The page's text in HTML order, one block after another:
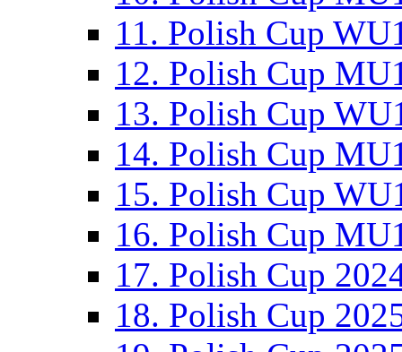
11. Polish Cup
12. Polish Cup
13. Polish Cup
14. Polish Cup
15. Polish Cup
16. Polish Cup
17. Polish Cup
18. Polish Cup